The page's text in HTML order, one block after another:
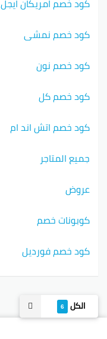
الكل 6
كود خصم امريكان ايجل
كود خصم نمشي
كود خصم نون
كود خصم كل
كود خصم اتش اند ام
جميع المتاجر
عروض
كوبونات خصم
كود خصم فورديل